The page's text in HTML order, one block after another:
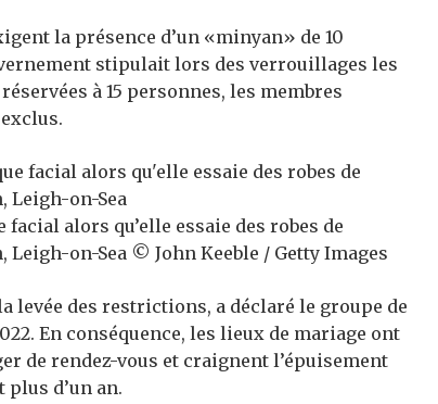
la présence d’un «minyan» de 10
stipulait lors des verrouillages les
à 15 personnes, les membres
alors qu’elle essaie des robes de
on-Sea © John Keeble / Getty Images
levée des restrictions, a déclaré le groupe de
En conséquence, les lieux de mariage ont
de rendez-vous et craignent l’épuisement
d’un an.